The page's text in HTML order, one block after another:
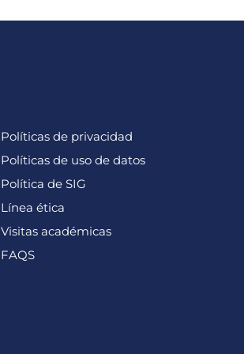
Políticas de privacidad
Políticas de uso de datos
Política de SIG
Línea ética
Visitas académicas
FAQS